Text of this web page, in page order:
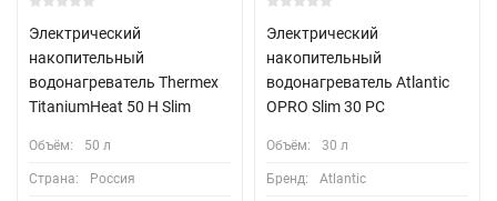
Электрический
накопительный
водонагреватель Thermex
TitaniumHeat 50 H Slim
Объём: 50 л
Страна: Россия
Электрический
накопительный
водонагреватель Atlantic
OPRO Slim 30 PC
Объём: 30 л
Бренд: Atlantic